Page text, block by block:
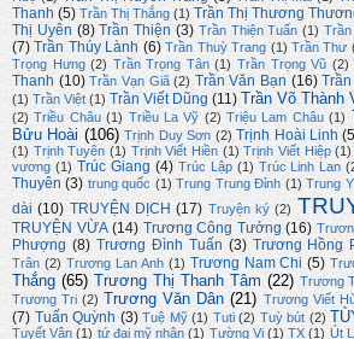
Thanh (5) Trần Thị Thắng (1) Trần Thị Thương
Thị Uyên (8) Trần Thiện (3) Trần Thiện Tuấn (1)
(7) Trần Thúy Lành (6) Trần Thuỳ Trang (1) Trần Thư
Trọng Hưng (2) Trần Trọng Tân (1) Trần Trọng Vũ (2)
Thanh (10) Trần Vạn Giã (2) Trần Văn Bạn (16)
(1) Trần Việt (1) Trần Viết Dũng (11) Trần Võ Thành
(2) Triều Châu (1) Triều La Vỹ (2) Triệu Lam Châu (1)
Bửu Hoài (106) Trịnh Duy Sơn (2) Trịnh Hoài Linh
(1) Trịnh Tuyên (1) Trịnh Viết Hiền (1) Trịnh Viết Hiệp (1)
vương (1) Trúc Giang (4) Trúc Lập (1) Trúc Linh Lan
Thuyên (3) trung quốc (1) Trung Trung Đỉnh (1) Trung Y
dài (10) TRUYỆN DỊCH (17) Truyện ký (2)
TRUYỆN VỪA (14) Trương Công Tưởng (16)
Phượng (8) Trương Đình Tuấn (3) Trương Hồng
Trân (2) Trương Lan Anh (1) Trương Nam Chi (5)
Thắng (65) Trương Thị Thanh Tâm (22) Trương
Trương Tri (2) Trương Văn Dân (21) Trương Viết
(7) Tuấn Quỳnh (3) Tuệ Mỹ (1) Tuti (2) Tuỳ bút (2)
Tuyết Vân (1) tứ đại mỹ nhân (1) Tường Vi (1) TX (1) Út